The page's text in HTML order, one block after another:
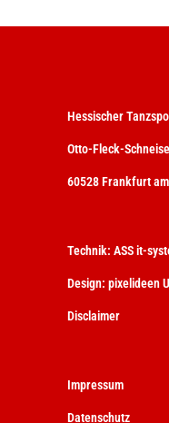
Hessischer
Otto-Fleck-
60528 Frankfurt
Technik: ASS it-
Design: pixelideen
Disclaimer
Impressum
Datenschutz